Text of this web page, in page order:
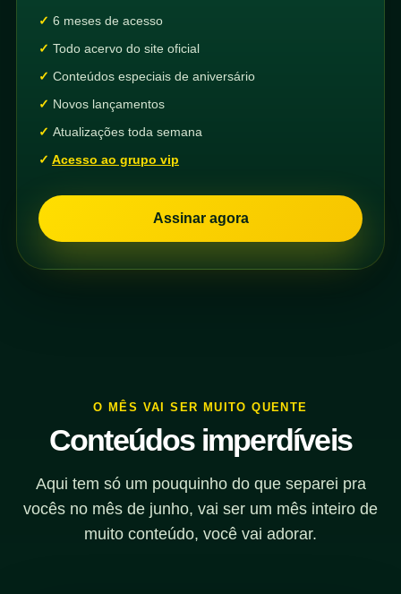
6 meses de acesso
Todo acervo do site oficial
Conteúdos especiais de aniversário
Novos lançamentos
Atualizações toda semana
Acesso ao grupo vip
Assinar agora
O MÊS VAI SER MUITO QUENTE
Conteúdos imperdíveis
Aqui tem só um pouquinho do que separei pra
vocês no mês de junho, vai ser um mês inteiro de
muito conteúdo, você vai adorar.